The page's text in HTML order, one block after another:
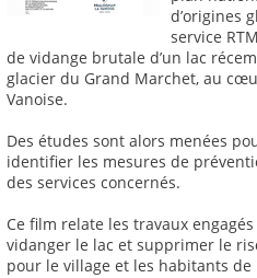
d’origines
service
de vidange brutale d’un lac
glacier du Grand Marchet, au
Vanoise.
Des études sont alors menées
identifier les mesures de
des services concernés.
Ce film relate les travaux
vidanger le lac et supprimer le
pour le village et les habitants de